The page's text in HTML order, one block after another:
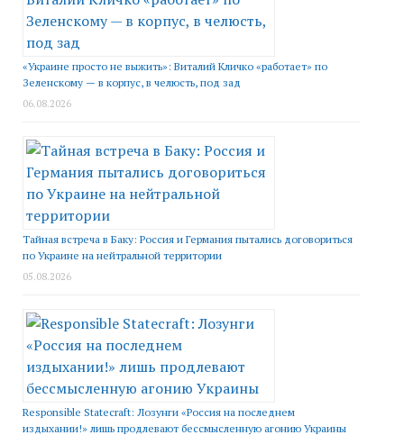
«Украине просто не выжить»: Виталий Кличко «работает» по
Зеленскому — в корпус, в челюсть, под зад
06.08.2026
Тайная встреча в Баку: Россия и Германия пытались договориться
по Украине на нейтральной территории
05.08.2026
Responsible Statecraft: Лозунги «Россия на последнем
издыхании!» лишь продлевают бессмысленную агонию Украины